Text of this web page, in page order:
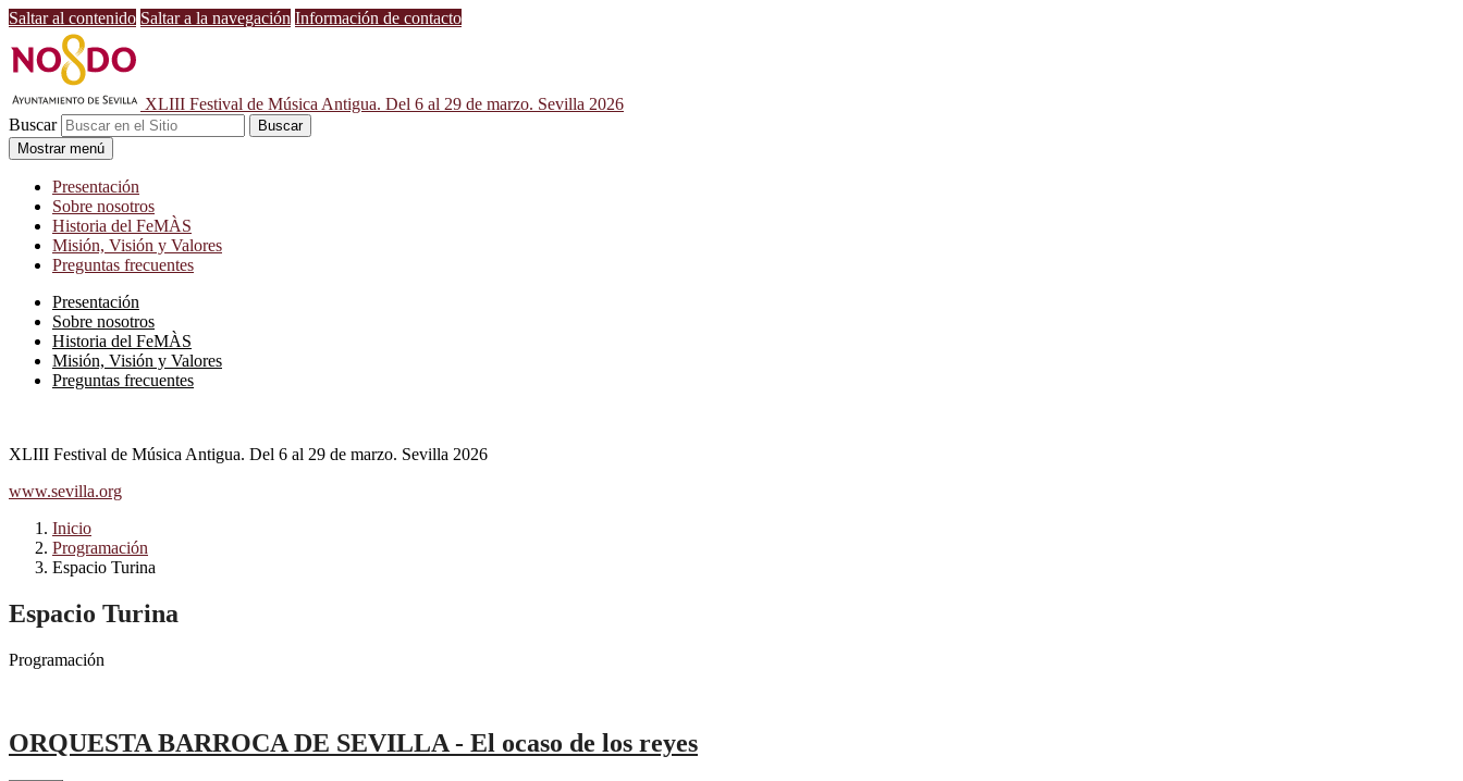
Saltar al contenido Saltar a la navegación Información de contacto
XLIII Festival de Música Antigua. Del 6 al 29 de marzo. Sevilla 2026
Buscar
Mostrar menú
Presentación
Sobre nosotros
Historia del FeMÀS
Misión, Visión y Valores
Preguntas frecuentes
Presentación
Sobre nosotros
Historia del FeMÀS
Misión, Visión y Valores
Preguntas frecuentes
XLIII Festival de Música Antigua. Del 6 al 29 de marzo. Sevilla 2026
www.sevilla.org
Inicio
Programación
Espacio Turina
Espacio Turina
Programación
ORQUESTA BARROCA DE SEVILLA - El ocaso de los reyes